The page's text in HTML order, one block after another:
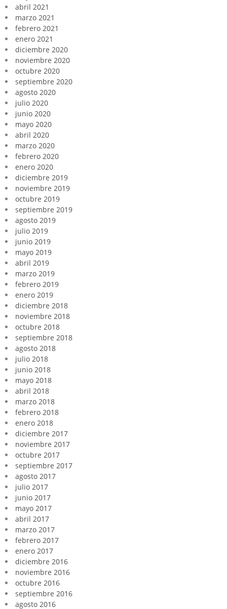
abril 2021
marzo 2021
febrero 2021
enero 2021
diciembre 2020
noviembre 2020
octubre 2020
septiembre 2020
agosto 2020
julio 2020
junio 2020
mayo 2020
abril 2020
marzo 2020
febrero 2020
enero 2020
diciembre 2019
noviembre 2019
octubre 2019
septiembre 2019
agosto 2019
julio 2019
junio 2019
mayo 2019
abril 2019
marzo 2019
febrero 2019
enero 2019
diciembre 2018
noviembre 2018
octubre 2018
septiembre 2018
agosto 2018
julio 2018
junio 2018
mayo 2018
abril 2018
marzo 2018
febrero 2018
enero 2018
diciembre 2017
noviembre 2017
octubre 2017
septiembre 2017
agosto 2017
julio 2017
junio 2017
mayo 2017
abril 2017
marzo 2017
febrero 2017
enero 2017
diciembre 2016
noviembre 2016
octubre 2016
septiembre 2016
agosto 2016